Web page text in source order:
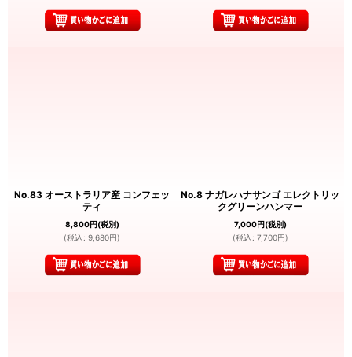
No.83 オーストラリア産 コンフェッ
ティ
8,800円(税別)
(税込 : 9,680円)
No.8 ナガレハナサンゴ エレクトリッ
クグリーンハンマー
7,000円(税別)
(税込 : 7,700円)